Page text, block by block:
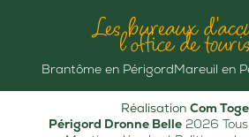
Les bureaux
l'office de
Brantôme en PérigordMareuil en
Réalisation Com
Périgord Dronne Belle2026